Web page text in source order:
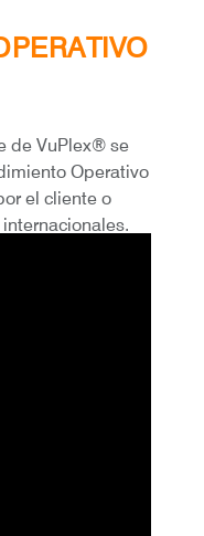
de VuPlex® se
Operativo
el cliente o